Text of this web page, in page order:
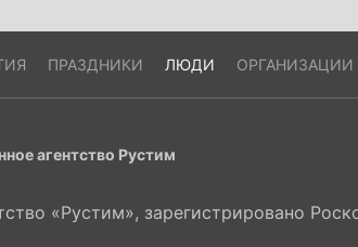
ПРАЗДНИКИ ЛЮДИ ОРГАНИЗАЦИИ
агентство Рустим
«Рустим», зарегистрировано